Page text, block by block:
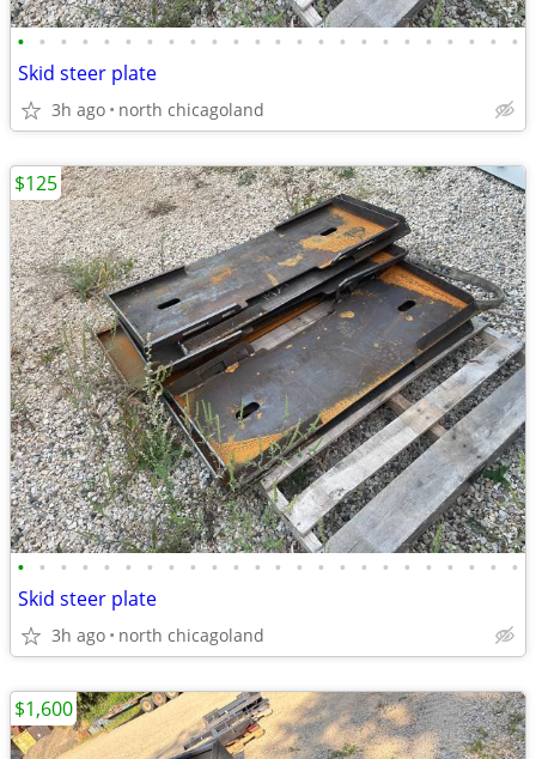
• • • • • • • • • • • • • • • • • • • • • • • •
Skid steer plate
3h ago north chicagoland
• • • • • • • • • • • • • • • • • • • • • • • •
Skid steer plate
3h ago north chicagoland
$125
$1,600